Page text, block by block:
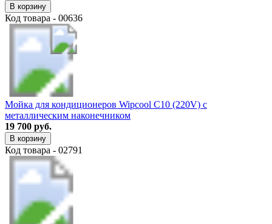
В корзину
Код товара - 00636
Мойка для кондиционеров Wipcool C10 (220V) с
металлическим наконечником
19 700 руб.
В корзину
Код товара - 02791